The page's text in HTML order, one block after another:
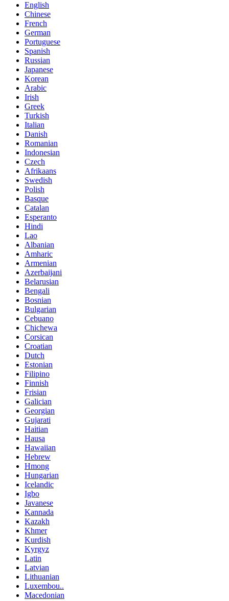
English
Chinese
French
German
Portuguese
Spanish
Russian
Japanese
Korean
Arabic
Irish
Greek
Turkish
Italian
Danish
Romanian
Indonesian
Czech
Afrikaans
Swedish
Polish
Basque
Catalan
Esperanto
Hindi
Lao
Albanian
Amharic
Armenian
Azerbaijani
Belarusian
Bengali
Bosnian
Bulgarian
Cebuano
Chichewa
Corsican
Croatian
Dutch
Estonian
Filipino
Finnish
Frisian
Galician
Georgian
Gujarati
Haitian
Hausa
Hawaiian
Hebrew
Hmong
Hungarian
Icelandic
Igbo
Javanese
Kannada
Kazakh
Khmer
Kurdish
Kyrgyz
Latin
Latvian
Lithuanian
Luxembou..
Macedonian